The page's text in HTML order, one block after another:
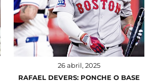
26 abril, 2025
RAFAEL DEVERS: PONCHE O BASE